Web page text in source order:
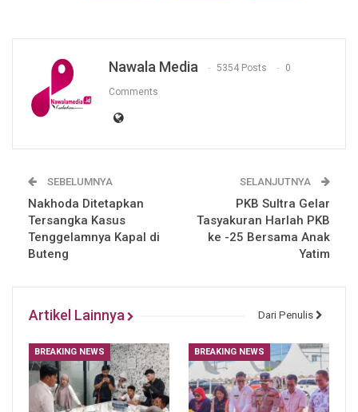
Nawala Media 5354 Posts 0
Comments
SEBELUMNYA
Nakhoda Ditetapkan
Tersangka Kasus
Tenggelamnya Kapal di
Buteng
SELANJUTNYA
PKB Sultra Gelar
Tasyakuran Harlah PKB
ke -25 Bersama Anak
Yatim
Artikel Lainnya Dari Penulis
BREAKING NEWS BREAKING NEWS